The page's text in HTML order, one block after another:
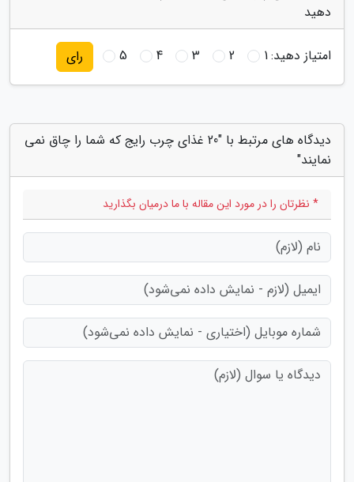
دهید
امتیاز دهید:1
2
3
4
5 رای
دیدگاه های مرتبط با "20 غذای چرب رایج که شما را چاق نمی
نمایند"
* نظرتان را در مورد این مقاله با ما درمیان بگذارید